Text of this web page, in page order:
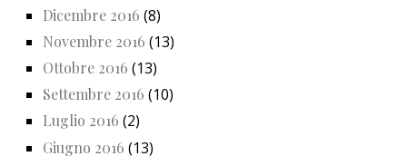
Dicembre 2016 (8)
Novembre 2016 (13)
Ottobre 2016 (13)
Settembre 2016 (10)
Luglio 2016 (2)
Giugno 2016 (13)